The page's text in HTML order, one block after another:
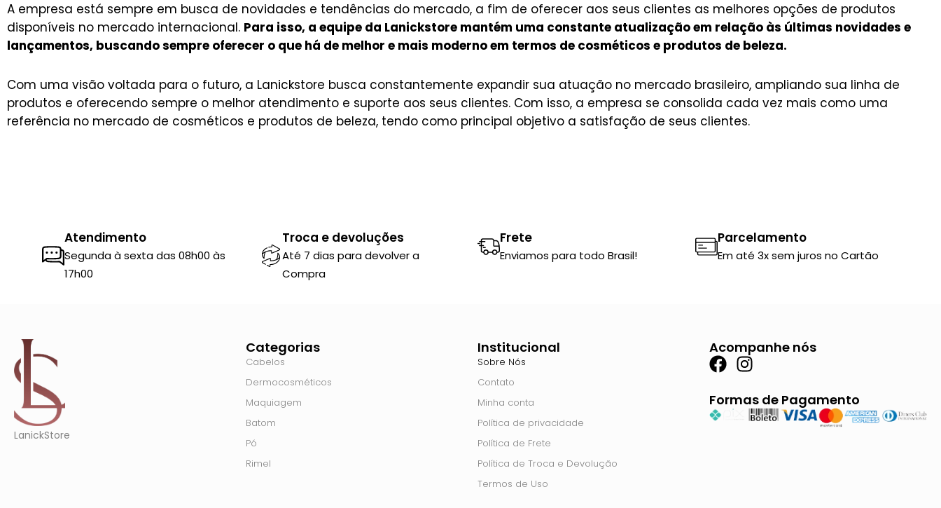
A empresa está sempre em busca de novidades e tendências do mercado, a fim de oferecer aos seus clientes as melhores opções de produtos
disponíveis no mercado internacional. Para isso, a equipe da Lanickstore mantém uma constante atualização em relação às últimas novidades e
lançamentos, buscando sempre oferecer o que há de melhor e mais moderno em termos de cosméticos e produtos de beleza.
Com uma visão voltada para o futuro, a Lanickstore busca constantemente expandir sua atuação no mercado brasileiro, ampliando sua linha de
produtos e oferecendo sempre o melhor atendimento e suporte aos seus clientes. Com isso, a empresa se consolida cada vez mais como uma
referência no mercado de cosméticos e produtos de beleza, tendo como principal objetivo a satisfação de seus clientes.
Atendimento
Segunda à sexta das 08h00 às
17h00
Troca e devoluções
Até 7 dias para devolver a
Compra
Frete
Enviamos para todo Brasil!
Parcelamento
Em até 3x sem juros no Cartão
LanickStore
Categorias
Cabelos
Dermocosméticos
Maquiagem
Batom
Pó
Rimel
Institucional
Sobre Nós
Contato
Minha conta
Política de privacidade
Política de Frete
Política de Troca e Devolução
Termos de Uso
Acompanhe nós
F
c
e
I
s
t
Formas de Pagamento